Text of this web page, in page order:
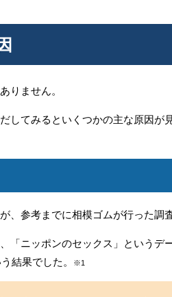
りません。
してみるといくつかの主な原因が
、参考までに相模ゴムが行った調
「ニッポンのセックス」というデ
結果でした。 ※1